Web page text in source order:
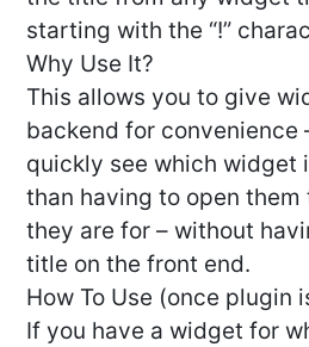
starting with the “!”
Why Use It?
This allows you to give
backend for convenience
quickly see which widget
than having to open them
they are for – without
title on the front end.
How To Use (once plugin
If you have a widget for